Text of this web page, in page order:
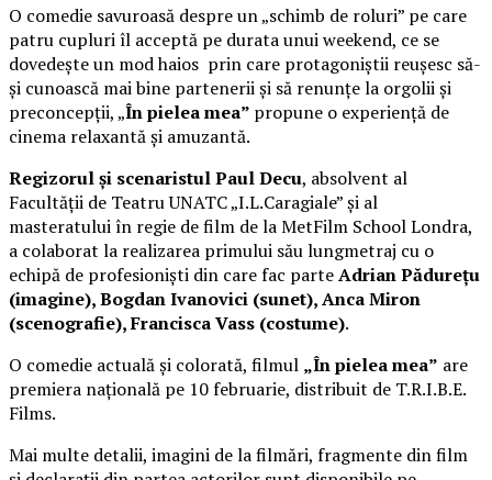
O comedie savuroasă despre un „schimb de roluri” pe care
patru cupluri îl acceptă pe durata unui weekend, ce se
dovedește un mod haios prin care protagoniștii reușesc să-
și cunoască mai bine partenerii și să renunțe la orgolii și
preconcepții, „În pielea mea” propune o experiență de
cinema relaxantă și amuzantă.
Regizorul și scenaristul Paul Decu, absolvent al
Facultății de Teatru UNATC „I.L.Caragiale” și al
masteratului în regie de film de la MetFilm School Londra,
a colaborat la realizarea primului său lungmetraj cu o
echipă de profesioniști din care fac parteAdrian Pădurețu
(imagine), Bogdan Ivanovici (sunet), Anca Miron
(scenografie), Francisca Vass (costume).
O comedie actuală și colorată, filmul „În pielea mea” are
premiera națională pe 10 februarie, distribuit de T.R.I.B.E.
Films.
Mai multe detalii, imagini de la filmări, fragmente din film